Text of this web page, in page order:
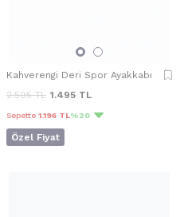
Kahverengi Deri Spor Ayakkabı
2.595TL 1.495 TL
Sepette 1.196 TL%20
Özel Fiyat